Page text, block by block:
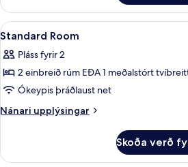
herbergi
(Double)
Skoða
allar
myndir
fyrir
Standard
Room
1
Standard Room
Pláss fyrir 2
2 einbreið rúm EÐA 1 meðalstórt
Ókeypis þráðlaust net
Nánari upplýsingar
Nánari
Room
Skoða verð